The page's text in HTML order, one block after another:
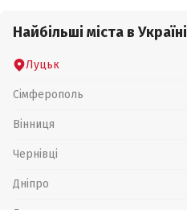
Найбільші міста в Україні
Луцьк
Сімферополь
Вінниця
Чернівці
Дніпро